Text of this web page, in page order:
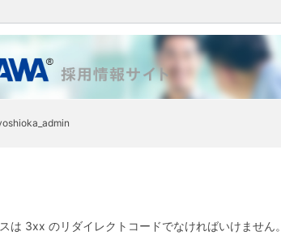
は 3xx のリダイレクトコードでなければいけません。